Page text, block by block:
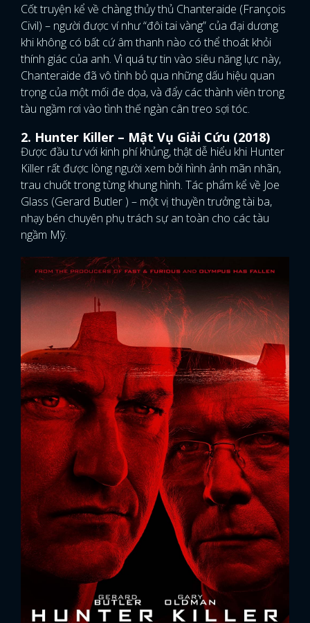
Cốt truyện kể về chàng thủy thủ Chanteraide (François
Civil) – người được ví như “đôi tai vàng” của đại dương
khi không có bất cứ âm thanh nào có thể thoát khỏi
thính giác của anh. Vì quá tự tin vào siêu năng lực này,
Chanteraide đã vô tình bỏ qua những dấu hiệu quan
trọng của một mối đe dọa, và đẩy các thành viên trong
tàu ngầm rơi vào tình thế ngàn cân treo sợi tóc.
2. Hunter Killer – Mật Vụ Giải Cứu (2018)
Được đầu tư với kinh phí khủng, thật dễ hiểu khi Hunter
Killer rất được lòng người xem bởi hình ảnh mãn nhãn,
trau chuốt trong từng khung hình. Tác phẩm kể về Joe
Glass (Gerard Butler ) – một vị thuyền trưởng tài ba,
nhạy bén chuyên phụ trách sự an toàn cho các tàu
ngầm Mỹ.